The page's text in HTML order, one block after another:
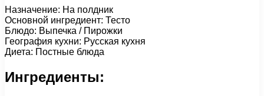
Назначение: На полдник
Основной ингредиент: Тесто
Блюдо: Выпечка / Пирожки
География кухни: Русская кухня
Диета: Постные блюда
Ингредиенты: